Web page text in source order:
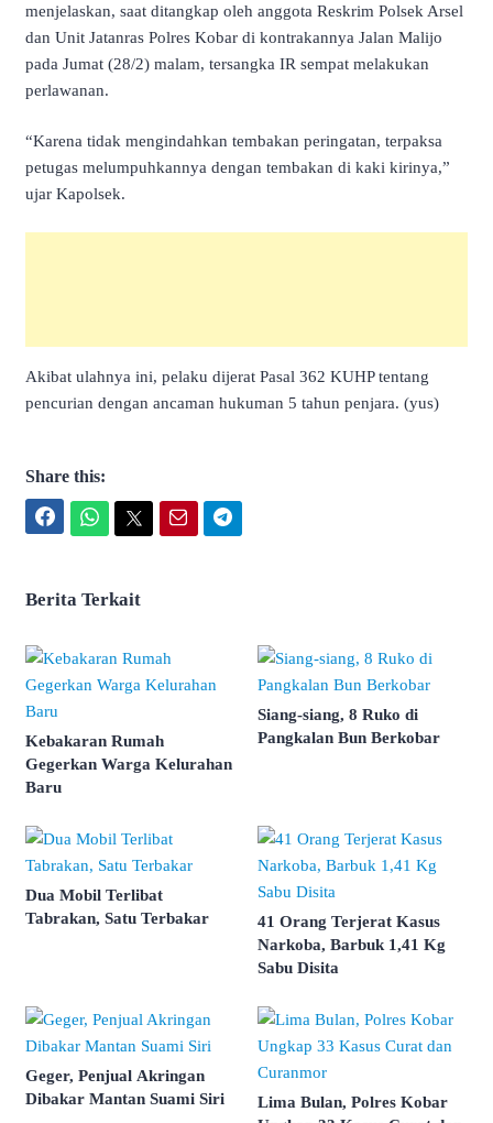
menjelaskan, saat ditangkap oleh anggota Reskrim Polsek Arsel
dan Unit Jatanras Polres Kobar di kontrakannya Jalan Malijo
pada Jumat (28/2) malam, tersangka IR sempat melakukan
perlawanan.
“Karena tidak mengindahkan tembakan peringatan, terpaksa
petugas melumpuhkannya dengan tembakan di kaki kirinya,”
ujar Kapolsek.
Akibat ulahnya ini, pelaku dijerat Pasal 362 KUHP tentang
pencurian dengan ancaman hukuman 5 tahun penjara. (yus)
Share this:
Berita Terkait
Kebakaran Rumah
Gegerkan Warga Kelurahan
Baru
Siang-siang, 8 Ruko di
Pangkalan Bun Berkobar
Dua Mobil Terlibat
Tabrakan, Satu Terbakar
41 Orang Terjerat Kasus
Narkoba, Barbuk 1,41 Kg
Sabu Disita
Geger, Penjual Akringan
Dibakar Mantan Suami Siri
Lima Bulan, Polres Kobar